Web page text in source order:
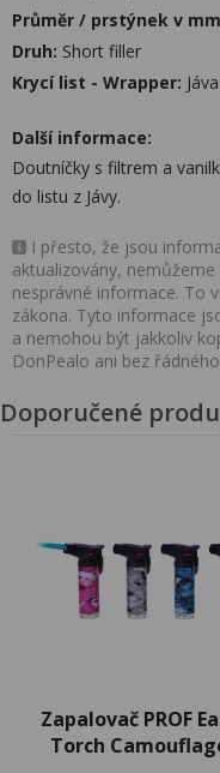
Průměr / prstýnek v
Druh: Short filler
Krycí list - Wrapper: Jáva
Další informace:
Doutníčky s filtrem a
do listu z Jávy.
I přesto, že jsou
aktualizovány,
nesprávné informace. To
zákona. Tyto informace
a nemohou být jakkoliv
DonPealo ani bez
Doporučené
Zapalovač PROF
Torch